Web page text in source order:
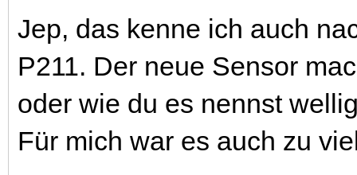
Jep, das kenne ich auch
P211. Der neue Sensor
oder wie du es nennst
Für mich war es auch zu